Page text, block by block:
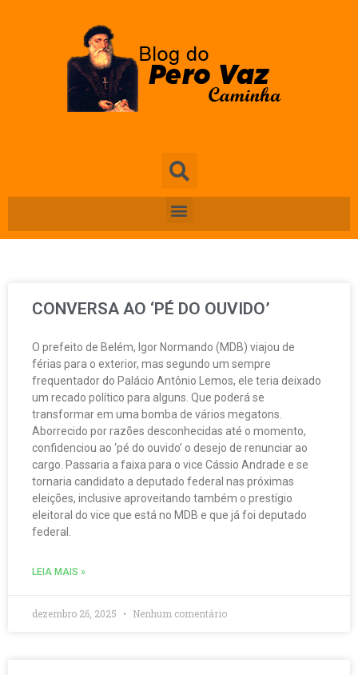
CONVERSA AO ‘PÉ DO OUVIDO’
O prefeito de Belém, Igor Normando (MDB) viajou de
férias para o exterior, mas segundo um sempre
frequentador do Palácio Antônio Lemos, ele teria deixado
um recado político para alguns. Que poderá se
transformar em uma bomba de vários megatons.
Aborrecido por razões desconhecidas até o momento,
confidenciou ao ‘pé do ouvido’ o desejo de renunciar ao
cargo. Passaria a faixa para o vice Cássio Andrade e se
tornaria candidato a deputado federal nas próximas
eleições, inclusive aproveitando também o prestígio
eleitoral do vice que está no MDB e que já foi deputado
federal.
LEIA MAIS »
dezembro 26, 2025 Nenhum comentário